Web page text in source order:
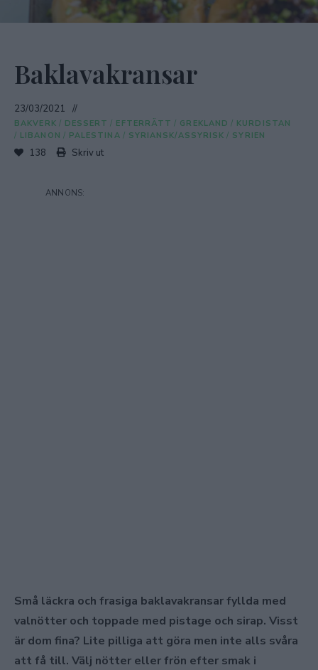
Baklavakransar
23/03/2021
BAKVERK / DESSERT / EFTERRÄTT / GREKLAND / KURDISTAN
/ LIBANON / PALESTINA / SYRIANSK/ASSYRISK / SYRIEN
138 Skriv ut
Små läckra och frasiga baklavakransar fyllda med
valnötter och toppade med pistage och sirap. Visst
är dom fina? Lite pilliga att göra men inte alls svåra
att få till. Välj nötter eller frön efter smak i